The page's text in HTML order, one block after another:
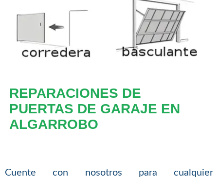
REPARACIONES DE
PUERTAS DE GARAJE EN
ALGARROBO
Cuente con nosotros para cualquier